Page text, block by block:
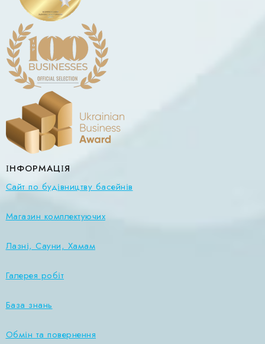
ІНФОРМАЦІЯ
Сайт по будівництву басейнів
Магазин комплектуючих
Лазні, Сауни, Хамам
Галерея робіт
База знань
Обмін та повернення